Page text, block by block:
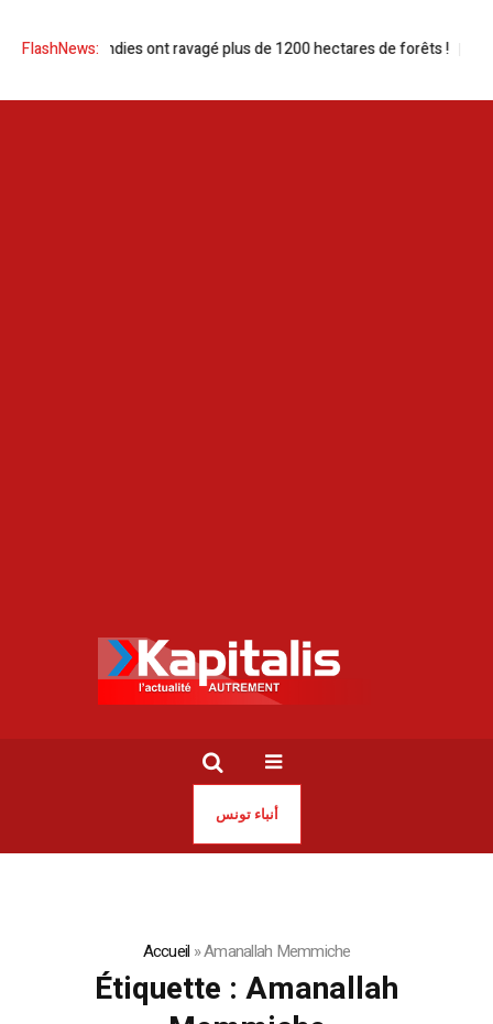
FlashNews:
ont ravagé plus de 1200 hectares de forêts ! Tunis | Dr Yosr
أنباء تونس
Accueil »Amanallah Memmiche
Étiquette : Amanallah